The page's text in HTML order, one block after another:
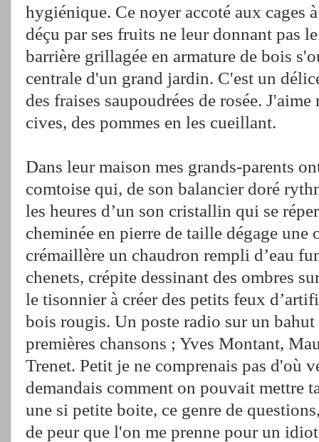
hygiénique. Ce noyer accoté aux cages
déçu par ses fruits ne leur donnant pas
barrière grillagée en armature de bois
centrale d'un grand jardin. C'est un
des fraises saupoudrées de rosée.
cives, des pommes en les cueillant.
Dans leur maison mes grands-parents
comtoise qui, de son balancier doré
les heures d’un son cristallin qui se
cheminée en pierre de taille dégage une
crémaillère un chaudron rempli d’eau
chenets, crépite dessinant des ombres
le tisonnier à créer des petits feux
bois rougis. Un poste radio sur un
premières chansons ; Yves Montant,
Trenet. Petit je ne comprenais pas d'où
demandais comment on pouvait mettre
une si petite boite, ce genre de
de peur que l'on me prenne pour un